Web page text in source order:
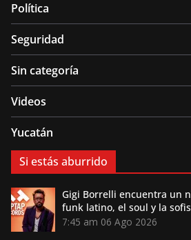
Política
Seguridad
Sin categoría
Videos
Yucatán
Si estás aburrido
Gigi Borrelli encuentra un
funk latino, el soul y la
7:45 am 06 Ago 2026